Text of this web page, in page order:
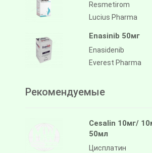
Resmetirom
Lucius Pharma
Enasinib 50мг
Enasidenib
Everest Pharma
Рекомендуемые
Cesalin 10мг/
50мл
Цисплатин